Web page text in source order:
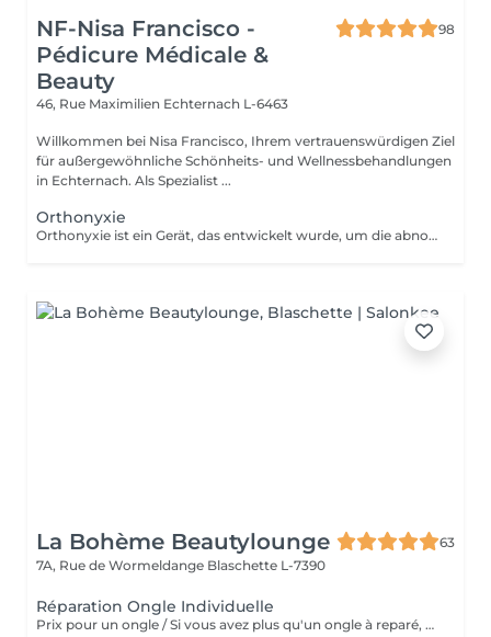
NF-Nisa Francisco -
Pédicure Médicale &
Beauty
98
46, Rue Maximilien Echternach L-6463
Willkommen bei Nisa Francisco, Ihrem vertrauenswürdigen Ziel
für außergewöhnliche Schönheits- und Wellnessbehandlungen
in Echternach. Als Spezialist ...
Orthonyxie
Orthonyxie ist ein Gerät, das entwickelt wurde, um die abnormale Krümmung der Nägel zu korrigieren. Sie hilft, diesen Zustand zu verhindern, zu lindern und zu behandeln
La Bohème Beautylounge
63
7A, Rue de Wormeldange Blaschette L-7390
Réparation Ongle Individuelle
Prix pour un ongle / Si vous avez plus qu'un ongle à reparé, svp de reservé plusieurs fois ce même service. Merci